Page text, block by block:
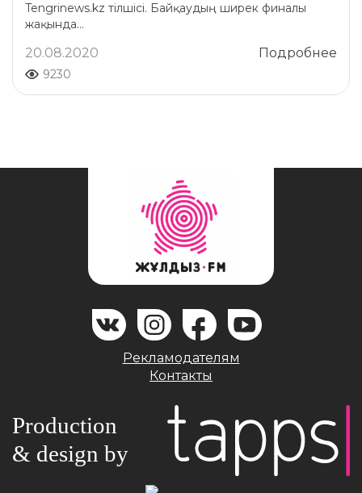
Tengrinews.kz тілшісі. Байқаудың ширек финалы
жақында...
Подробнее
20.08.2020
9230
Рекламодателям
Контакты